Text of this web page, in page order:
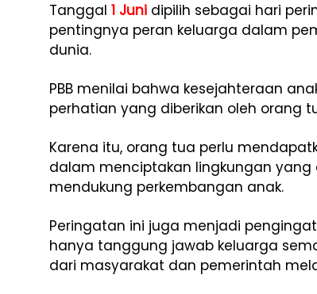
Tanggal 1 Juni dipilih sebagai hari
pentingnya peran keluarga dalam
dunia.
PBB menilai bahwa kesejahteraan
perhatian yang diberikan oleh orang
Karena itu, orang tua perlu
dalam menciptakan lingkungan yang
mendukung perkembangan anak.
Peringatan ini juga menjadi
hanya tanggung jawab keluarga
dari masyarakat dan pemerintah